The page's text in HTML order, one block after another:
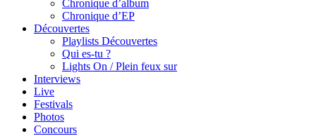
Chronique d’album
Chronique d’EP
Découvertes
Playlists Découvertes
Qui es-tu ?
Lights On / Plein feux sur
Interviews
Live
Festivals
Photos
Concours